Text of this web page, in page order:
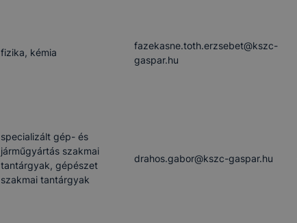
fizika, kémia
fazekasne.toth.erzsebet​@kszc-
gaspar.hu
specializált gép- és
járműgyártás szakmai
tantárgyak, gépészet
szakmai tantárgyak
drahos.gabor​@kszc-gaspar.hu